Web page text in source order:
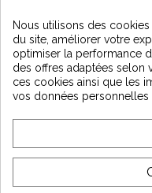
et restez
Vintage Motors
*Dès 99€ d'achat. En vous
l'acceptez.
A PROPOS
Nous utilisons des
du site, améliorer votre
optimiser la performance
des offres adaptées selon
ces cookies ainsi que les
vos données personnelles